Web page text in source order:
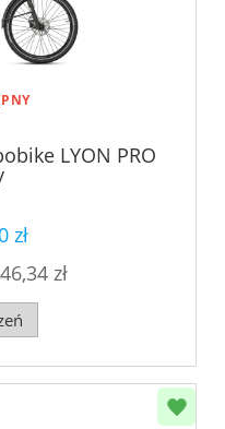
LYON PRO
zł
zł